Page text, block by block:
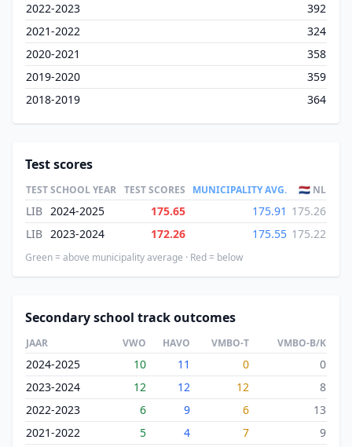
2022-2023
392
2021-2022
324
2020-2021
358
2019-2020
359
2018-2019
364
Test scores
TESTSCHOOL YEAR TEST SCORES MUNICIPALITY AVG. 🇳🇱 NL
LIB 2024-2025 175.65 175.91 175.26
LIB 2023-2024 172.26 175.55 175.22
Green = above municipality average · Red = below
Secondary school track outcomes
JAAR VWO HAVO VMBO-T VMBO-B/K
2024-2025 10 11 0
0
2023-2024
12 12 12
8
2022-2023
6 9 6
13
2021-2022
5 4 7
9